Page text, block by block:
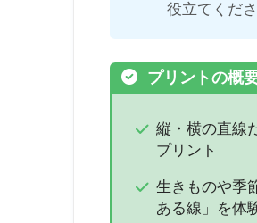
役立てくださ
プリントの概
縦・横の直線
プリント
生きものや季
ある線」を体